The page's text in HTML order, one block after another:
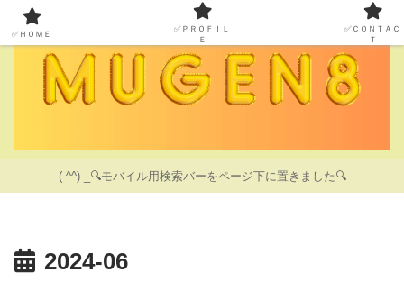
( ^^) _🔍モバイル用検索バーをページ下に置きました🔍
2024-06
✅ＨＯＭＥ
✅ＰＲＯＦＩＬ
Ｅ
✅ＣＯＮＴＡＣ
Ｔ